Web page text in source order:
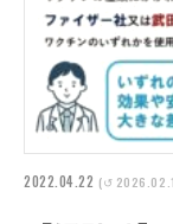
2022.04.22 (↺